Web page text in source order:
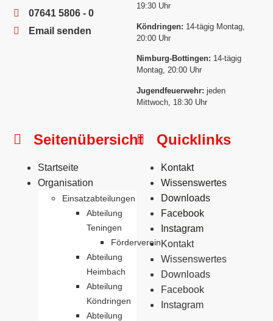
07641 5806 - 0
Email senden
19:30 Uhr
Köndringen: 14-tägig Montag,
20:00 Uhr
Nimburg-Bottingen: 14-tägig
Montag, 20:00 Uhr
Jugendfeuerwehr: jeden
Mittwoch, 18:30 Uhr
Seitenübersicht
Startseite
Organisation
Einsatzabteilungen
Abteilung
Teningen
Förderverein
Abteilung
Heimbach
Abteilung
Köndringen
Abteilung
Quicklinks
Kontakt
Wissenswertes
Downloads
Facebook
Instagram
Kontakt
Wissenswertes
Downloads
Facebook
Instagram